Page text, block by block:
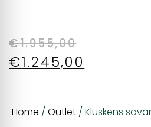
€1.955,00
€1.245,00
Home / Outlet / Kluskens